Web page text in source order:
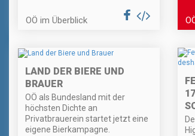
OÖ im Überblick
LAND DER BIERE UND
BRAUER
OÖ als Bundesland mit der
höchsten Dichte an
Privatbrauerein startet jetzt eine
eigene Bierkampagne.